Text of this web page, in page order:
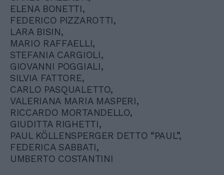
ELENA BONETTI,
FEDERICO PIZZAROTTI,
LARA BISIN,
MARIO RAFFAELLI,
STEFANIA CARGIOLI,
GIOVANNI POGGIALI,
SILVIA FATTORE,
CARLO PASQUALETTO,
VALERIANA MARIA MASPERI,
RICCARDO MORTANDELLO,
GIUDITTA RIGHETTI,
PAUL KÖLLENSPERGER DETTO “PAUL”,
FEDERICA SABBATI,
UMBERTO COSTANTINI